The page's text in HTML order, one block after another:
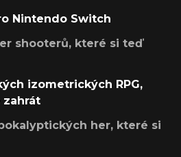
Nintendo Switch
shooterů, které si teď
izometrických RPG,
zahrát
her, které si